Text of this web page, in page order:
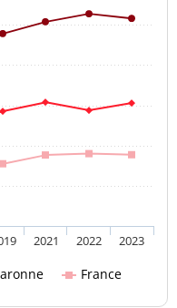
France
2021 2022 2023